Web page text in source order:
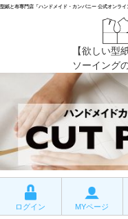
型紙と布専門店「ハンドメイド・カンパニー 公式オンライ
【欲しい型
ソーイング
ログイン MYページ